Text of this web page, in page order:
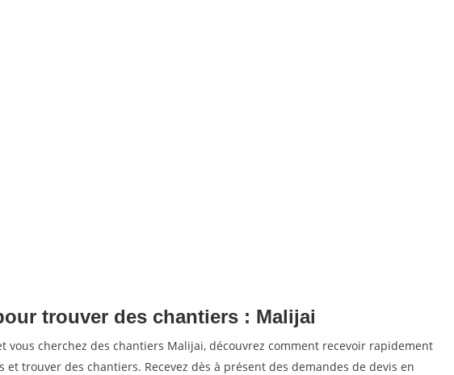
trouver des chantiers : Malijai
vous cherchez des chantiers Malijai, découvrez comment recevoir rapidement
et trouver des chantiers. Recevez dès à présent des demandes de devis en